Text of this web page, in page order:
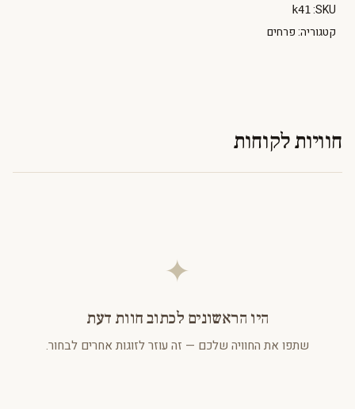
SKU:
k41
קטגוריה:פרחים
חוויות לקוחות
✦
היו הראשונים לכתוב חוות דעת
שתפו את החוויה שלכם — זה עוזר לזוגות אחרים לבחור.